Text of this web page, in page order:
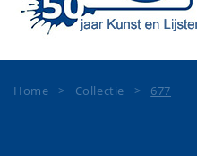
Home > Collectie > 677